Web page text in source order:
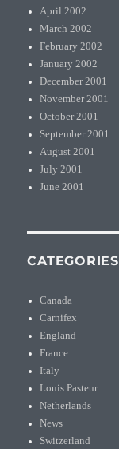
April 2002
March 2002
February 2002
January 2002
December 2001
November 2001
October 2001
September 2001
August 2001
July 2001
June 2001
CATEGORIES
Canada
Carnifex
England
France
Italy
Louis Pasteur
Netherlands
News
Switzerland